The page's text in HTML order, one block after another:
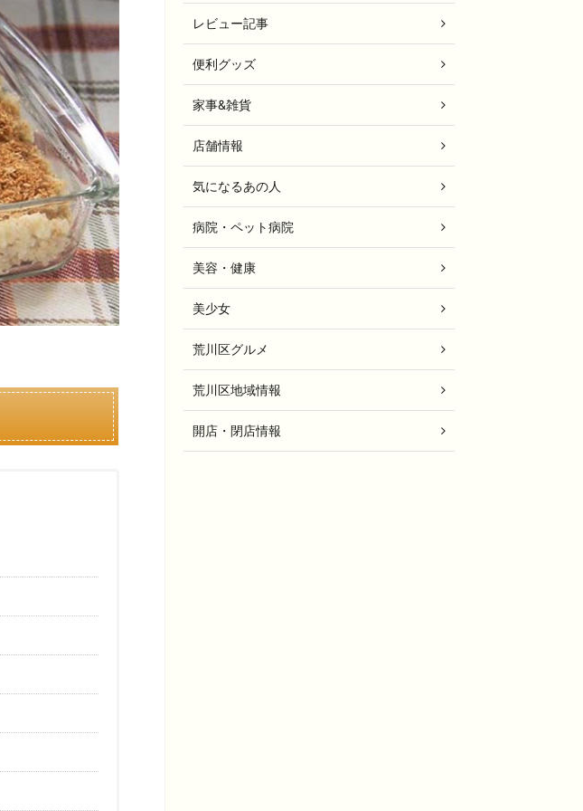
レビュー記事
便利グッズ
家事&雑貨
店舗情報
気になるあの人
病院・ペット病院
美容・健康
美少女
荒川区グルメ
荒川区地域情報
開店・閉店情報